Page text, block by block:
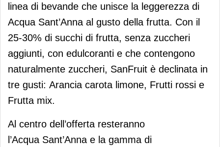
linea di bevande che unisce la leggerezza di
Acqua Sant’Anna al gusto della frutta. Con il
25-30% di succhi di frutta, senza zuccheri
aggiunti, con edulcoranti e che contengono
naturalmente zuccheri, SanFruit è declinata in
tre gusti: Arancia carota limone, Frutti rossi e
Frutta mix.
Al centro dell’offerta resteranno
l’Acqua Sant’Anna e la gamma di